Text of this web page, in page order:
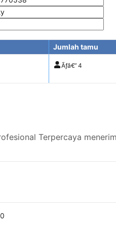
Jumlah tamu
Ãƒâ€” 4
Terpercaya